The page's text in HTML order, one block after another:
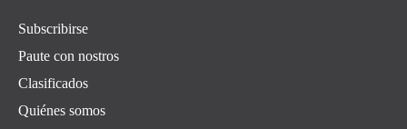
Subscribirse
Paute con nostros
Clasificados
Quiénes somos